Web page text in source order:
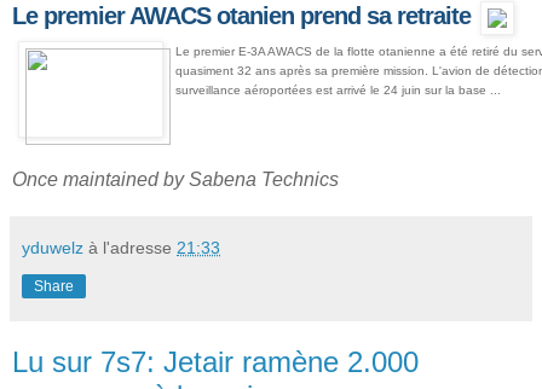
Le premier AWACS otanien prend sa retraite
Le premier E-3A AWACS de la flotte otanienne a été retiré du
quasiment 32 ans après sa première mission. L'avion de
surveillance aéroportées est arrivé le 24 juin sur la base ...
Once maintained by Sabena Technics
yduwelz à l'adresse 21:33
Share
Lu sur 7s7: Jetair ramène 2.000